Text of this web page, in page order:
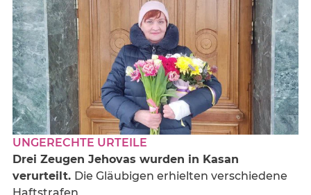
UNGERECHTE URTEILE
Drei Zeugen Jehovas wurden in Kasan
verurteilt. Die Gläubigen erhielten verschiedene
Haftstrafen